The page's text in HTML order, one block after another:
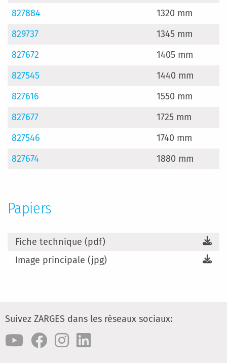
827884
1320 mm
829737
1345 mm
827672
1405 mm
827545
1440 mm
827616
1550 mm
827677
1725 mm
827546
1740 mm
827674
1880 mm
Papiers
Fiche technique (pdf)
Image principale (jpg)
Suivez ZARGES dans les réseaux sociaux: